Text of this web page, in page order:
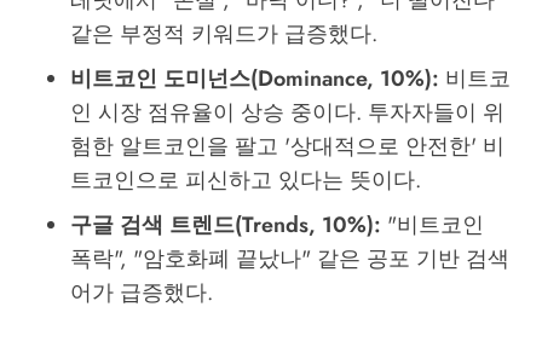
같은 부정적 키워드가 급증했다.
비트코인 도미넌스(Dominance, 10%): 비트코
인 시장 점유율이 상승 중이다. 투자자들이 위
험한 알트코인을 팔고 '상대적으로 안전한' 비
트코인으로 피신하고 있다는 뜻이다.
구글 검색 트렌드(Trends, 10%): "비트코인
폭락", "암호화폐 끝났나" 같은 공포 기반 검색
어가 급증했다.